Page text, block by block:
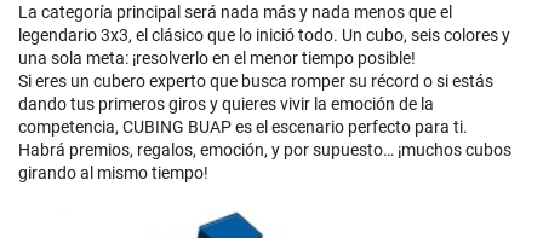
La categoría principal será nada más y nada menos que el
legendario 3x3, el clásico que lo inició todo. Un cubo, seis colores y
una sola meta: ¡resolverlo en el menor tiempo posible!
Si eres un cubero experto que busca romper su récord o si estás
dando tus primeros giros y quieres vivir la emoción de la
competencia, CUBING BUAP es el escenario perfecto para ti.
Habrá premios, regalos, emoción, y por supuesto… ¡muchos cubos
girando al mismo tiempo!